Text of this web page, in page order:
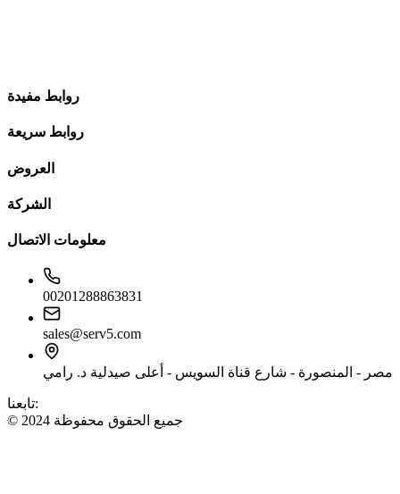
روابط مفيدة
روابط سريعة
العروض
الشركة
معلومات الاتصال
00201288863831
sales@serv5.com
مصر - المنصورة - شارع قناة السويس - أعلى صيدلية د. رامي
تابعنا:
© 2024 جميع الحقوق محفوظة